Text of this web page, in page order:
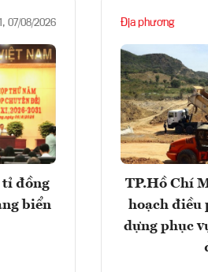
07/08/2026
tỉ đồng
biển
Địa phương
TP.Hồ Chí
hoạch điều
dựng phục